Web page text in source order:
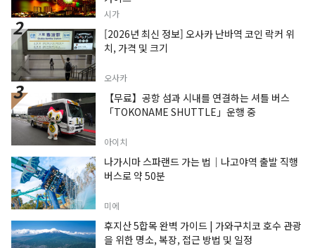
시가
[2026년 최신 정보] 오사카 난바역 코인 락커 위
치, 가격 및 크기
오사카
【무료】공항 섬과 시내를 연결하는 셔틀 버스
「TOKONAME SHUTTLE」운행 중
아이치
나가시마 스파랜드 가는 법｜나고야역 출발 직행
버스로 약 50분
미에
후지산 5합목 완벽 가이드 | 가와구치코 호수 관광
을 위한 명소, 복장, 접근 방법 및 일정